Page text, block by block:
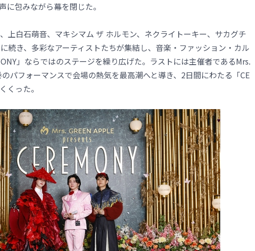
に包みながら幕を閉じた。
上白石萌音、マキシマム ザ ホルモン、ネクライトーキー、サカグチ
続き、多彩なアーティストたちが集結し、音楽・ファッション・カル
」ならではのステージを繰り広げた。ラストには主催者であるMrs.
のパフォーマンスで会場の熱気を最高潮へと導き、2日間にわたる「CE
くった。